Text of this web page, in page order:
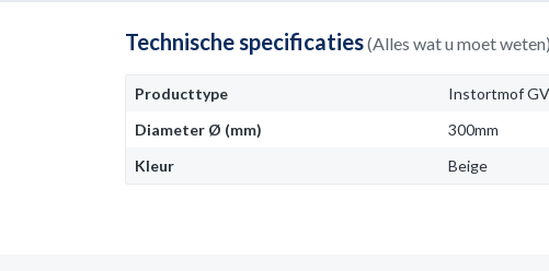
Technische specificaties(Alles wat u moet weten)
Producttype
Instortmof
Diameter Ø (mm)
300mm
Kleur
Beige